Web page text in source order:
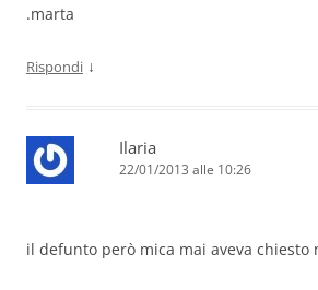
.marta
Rispondi ↓
Ilaria
22/01/2013 alle 10:26
il defunto però mica mai aveva chiesto